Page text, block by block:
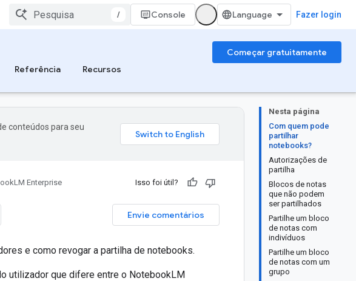
/ Console Fazer login
Começar gratuitamente
Referência Recursos
Nesta página
Com quem pode
partilhar
notebooks?
Autorizações de
partilha
Blocos de notas
que não podem
ser partilhados
Partilhe um bloco
de notas com
indivíduos
Partilhe um bloco
de notas com um
grupo
conteúdos para seu
Enterprise Isso foi útil?
Envie comentários
e como revogar a partilha de notebooks.
utilizador que difere entre o NotebookLM